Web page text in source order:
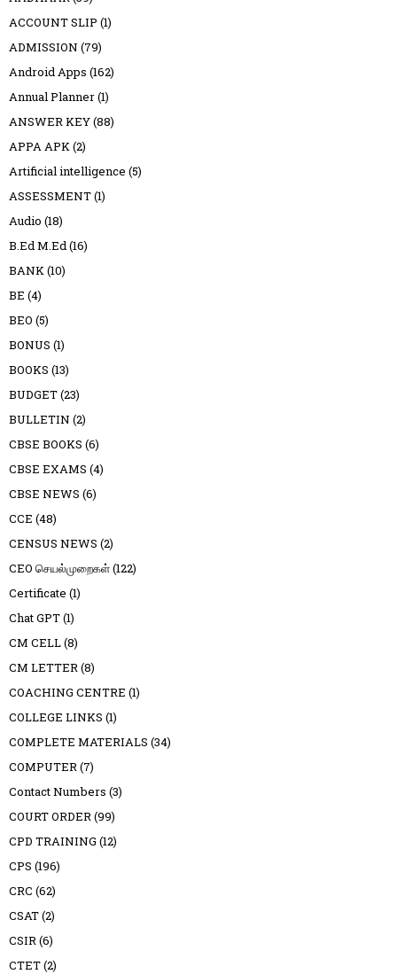
ACCOUNT SLIP (1)
ADMISSION (79)
Android Apps (162)
Annual Planner(1)
ANSWER KEY(88)
APPA APK(2)
Artificial intelligence (5)
ASSESSMENT(1)
Audio (18)
B.Ed M.Ed(16)
BANK(10)
BE (4)
BEO (5)
BONUS (1)
BOOKS (13)
BUDGET(23)
BULLETIN (2)
CBSE BOOKS (6)
CBSE EXAMS (4)
CBSE NEWS (6)
CCE (48)
CENSUS NEWS (2)
CEO செயல்முறைகள்(122)
Certificate (1)
Chat GPT(1)
CM CELL(8)
CM LETTER(8)
COACHING CENTRE (1)
COLLEGE LINKS (1)
COMPLETE MATERIALS (34)
COMPUTER(7)
Contact Numbers (3)
COURT ORDER(99)
CPD TRAINING (12)
CPS (196)
CRC (62)
CSAT(2)
CSIR(6)
CTET(2)